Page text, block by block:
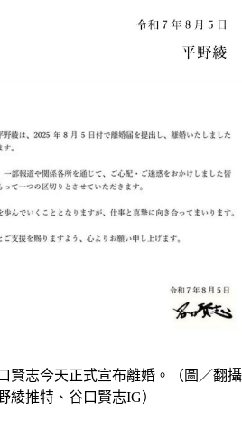
賢志今天正式宣布離婚。（圖／翻
綾推特、谷口賢志IG）